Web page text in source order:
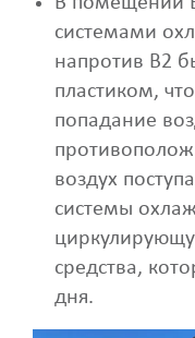
системами
напротив B2
пластиком,
попадание
воздух
системы
средства,
дня.